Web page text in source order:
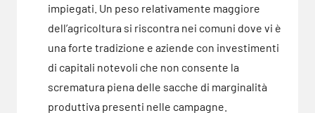
impiegati. Un peso relativamente maggiore
dell’agricoltura si riscontra nei comuni dove vi è
una forte tradizione e aziende con investimenti
di capitali notevoli che non consente la
scrematura piena delle sacche di marginalità
produttiva presenti nelle campagne.